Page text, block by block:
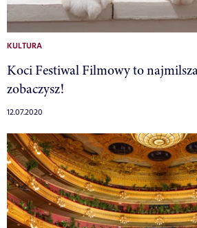
KULTURA
Koci Festiwal Filmowy to
zobaczysz!
12.07.2020